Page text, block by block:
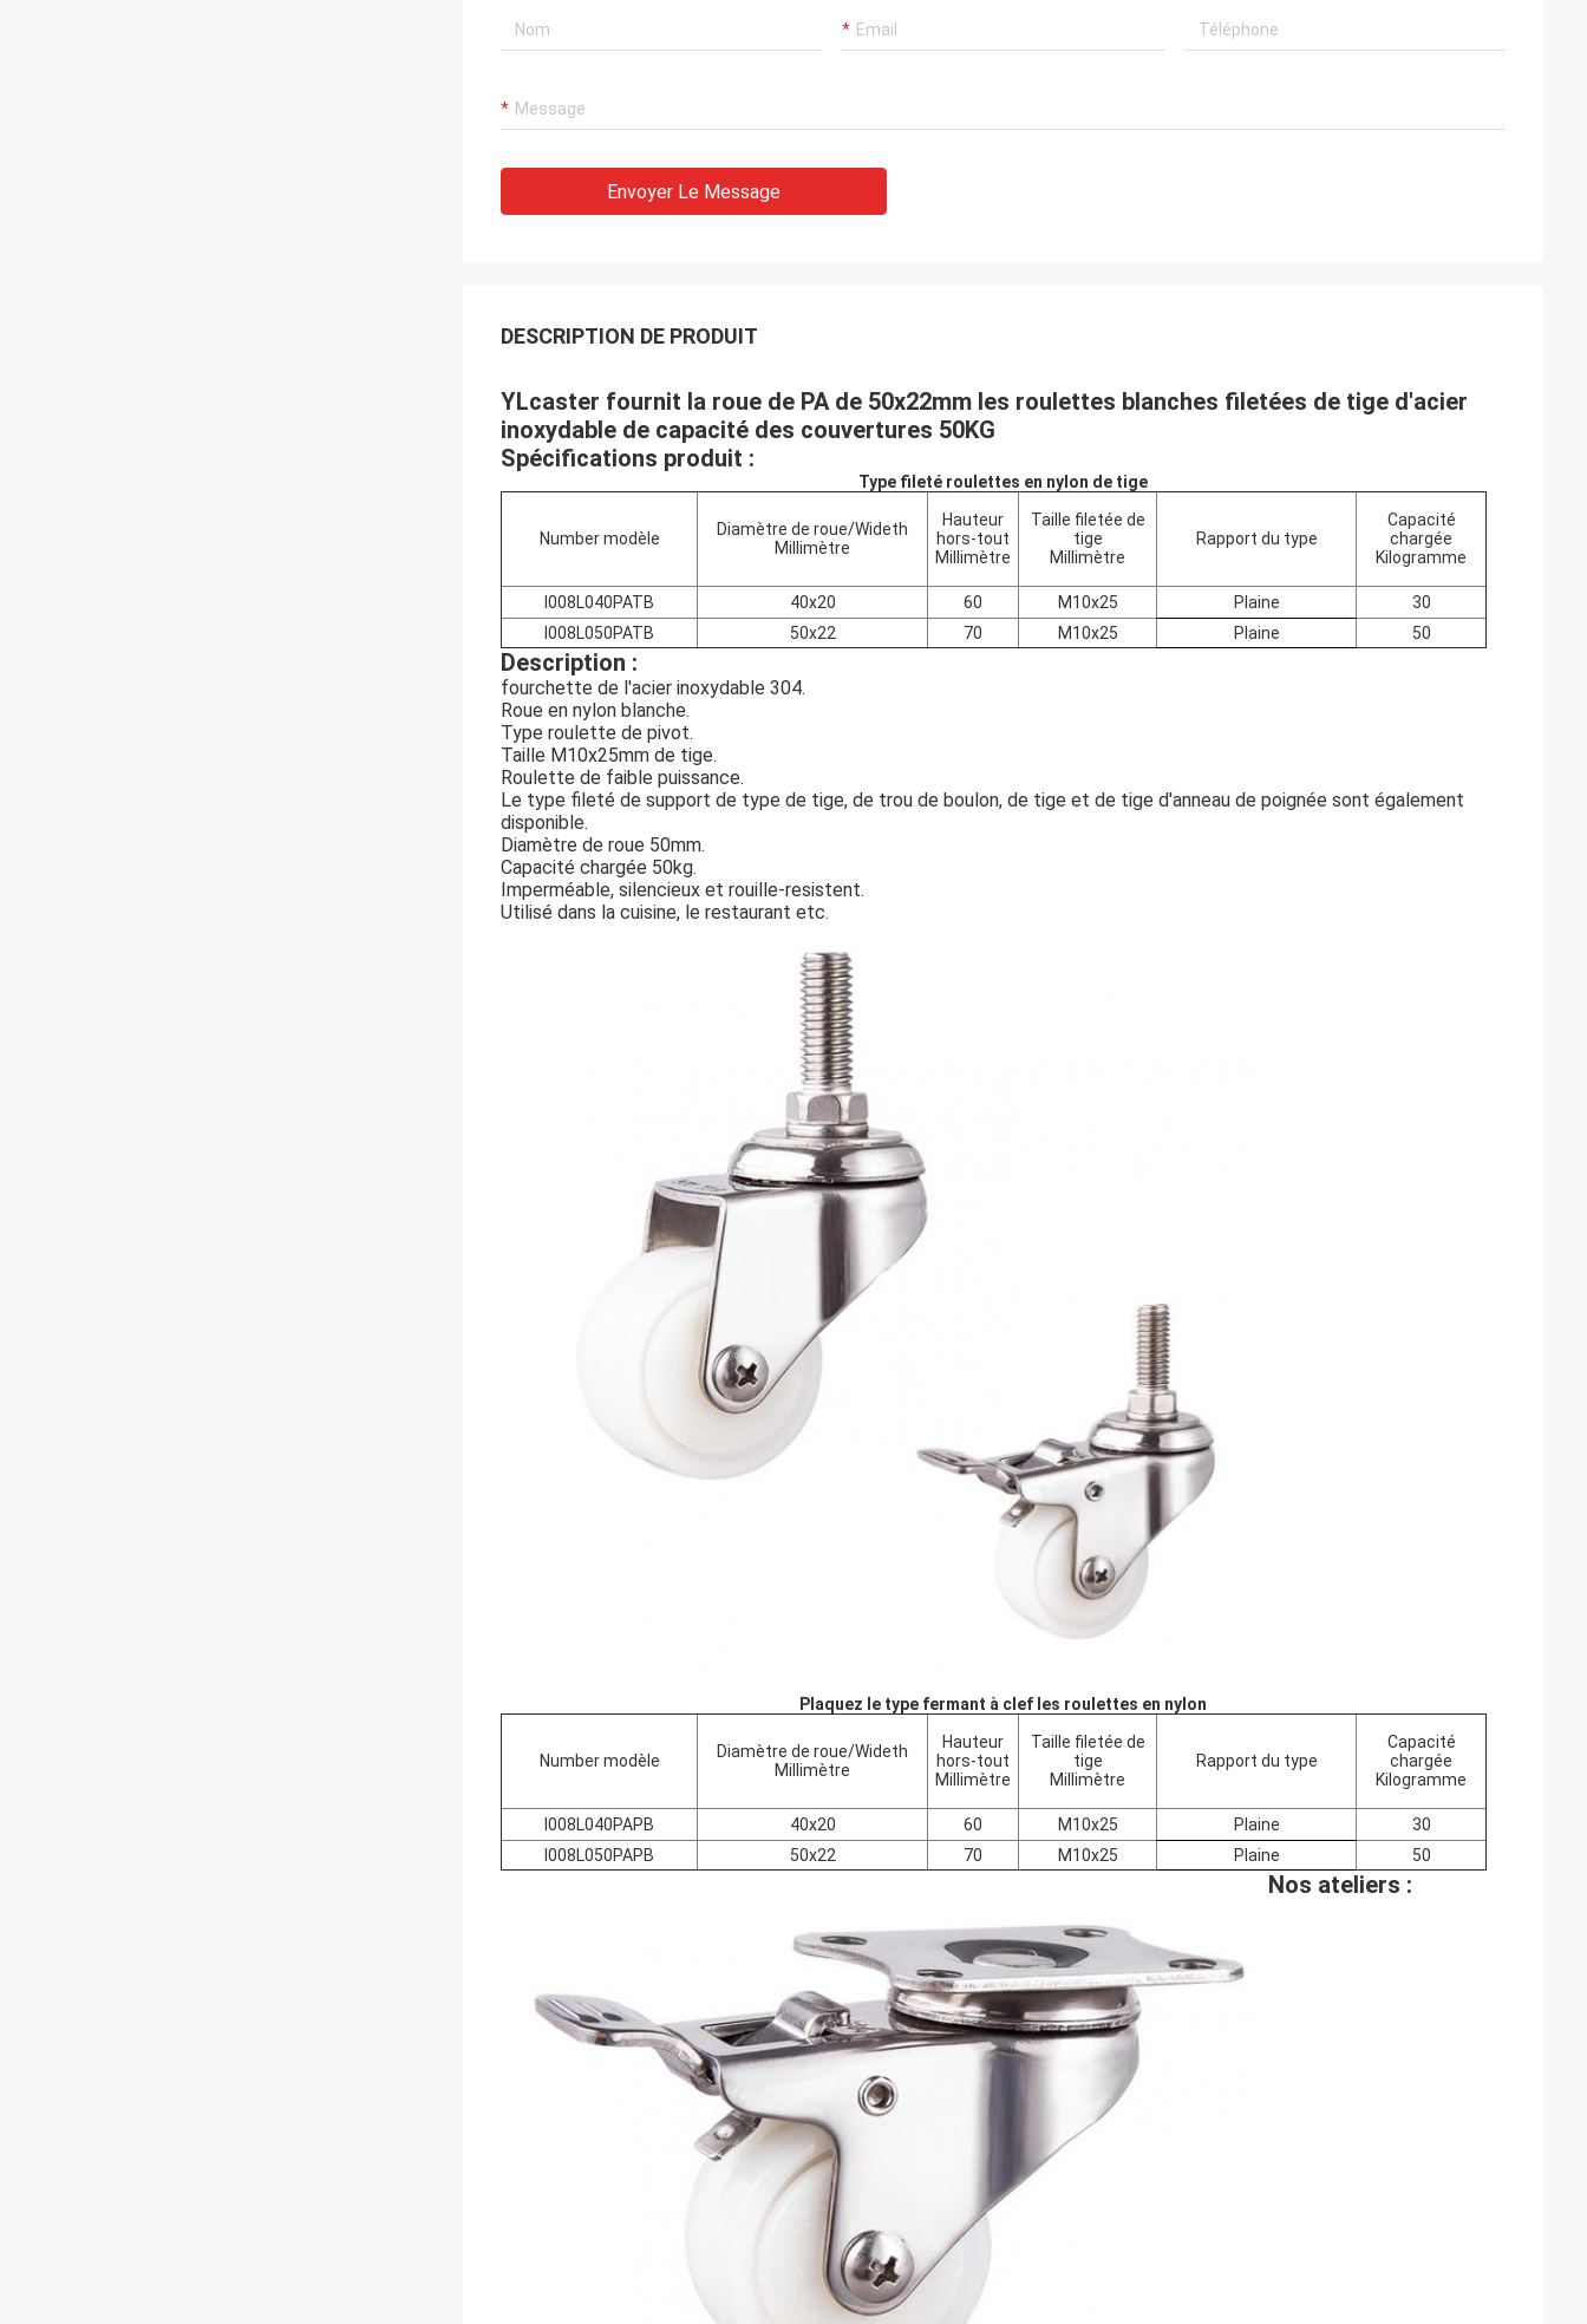
Envoyer Le Message
DESCRIPTION DE PRODUIT
YLcaster fournit la roue de PA de 50x22mm les roulettes blanches filetées de tige d'acier
inoxydable de capacité des couvertures 50KG
Spécifications produit :
Type fileté roulettes en nylon de tige
Number modèle
Diamètre de roue/Wideth
Millimètre
Hauteur
hors-tout
Millimètre
Taille filetée de
tige
Millimètre
Rapport du type
Capacité
chargée
Kilogramme
I008L040PATB 40x20 60 M10x25 Plaine
30
I008L050PATB
50x22 70 M10x25 Plaine 50
Description :
fourchette de l'acier inoxydable 304.
Roue en nylon blanche.
Type roulette de pivot.
Taille M10x25mm de tige.
Roulette de faible puissance.
Le type fileté de support de type de tige, de trou de boulon, de tige et de tige d'anneau de poignée sont également
disponible.
Diamètre de roue 50mm.
Capacité chargée 50kg.
Imperméable, silencieux et rouille-resistent.
Utilisé dans la cuisine, le restaurant etc.
Plaquez le type fermant à clef les roulettes en nylon
Number modèle
Diamètre de roue/Wideth
Millimètre
Hauteur
hors-tout
Millimètre
Taille filetée de
tige
Millimètre
Rapport du type
Capacité
chargée
Kilogramme
I008L040PAPB 40x20 60 M10x25 Plaine
30
I008L050PAPB
50x22 70 M10x25 Plaine 50
Nos ateliers :